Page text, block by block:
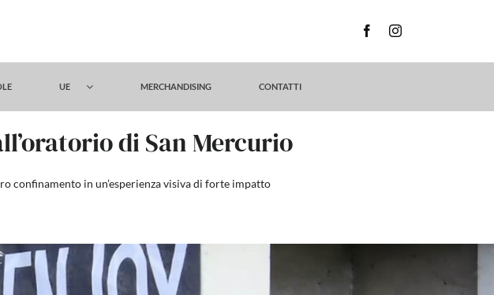
UE MERCHANDISING CONTATTI
di San Mercurio
confinamento in un’esperienza visiva di forte impatto